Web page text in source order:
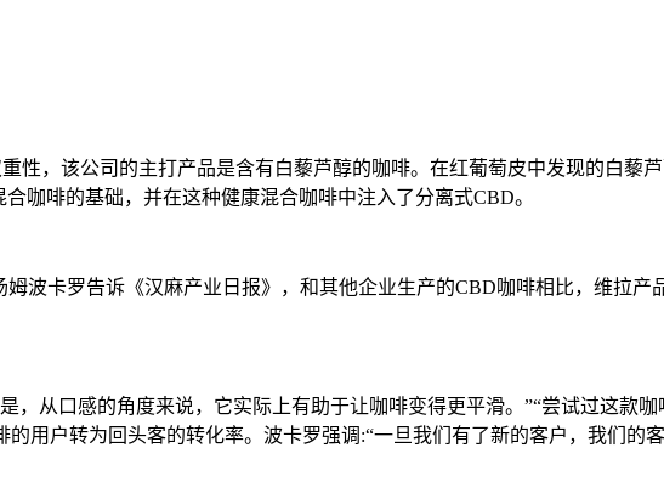
性，该公司的主打产品是含有白藜芦醇的咖啡。在红葡萄皮中发现的白藜
咖啡的基础，并在这种健康混合咖啡中注入了分离式CBD。
波卡罗告诉《汉麻产业日报》，和其他企业生产的CBD咖啡相比，维拉产
，从口感的角度来说，它实际上有助于让咖啡变得更平滑。”“尝试过这款
用户转为回头客的转化率。波卡罗强调:“一旦我们有了新的客户，我们的